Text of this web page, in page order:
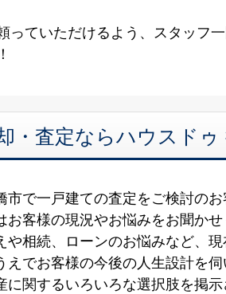
ていただけるよう、スタッフ
・査定ならハウスド
市で一戸建ての査定をご検討のお
お客様の現況やお悩みをお聞かせ
や相続、ローンのお悩みなど、
えでお客様の今後の人生設計を伺
に関するいろいろな選択肢を掲示